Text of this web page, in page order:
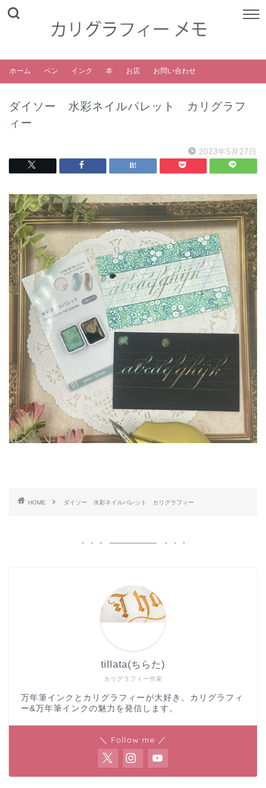
ホーム ペン インク 本 お店 お問い合わせ
ダイソー 水彩ネイルパレット カリグラフ
ィー
2023年5月27日
HOME ダイソー 水彩ネイルパレット カリグラフィー
カリグラフィー作家
tillata(ちらた)
万年筆インクとカリグラフィーが大好き。カリグラフィ
ー&万年筆インクの魅力を発信します。
＼ Follow me ／